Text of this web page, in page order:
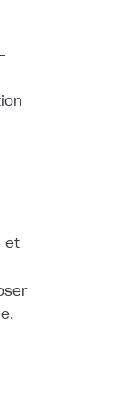
et